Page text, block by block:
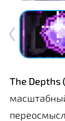
The Depths